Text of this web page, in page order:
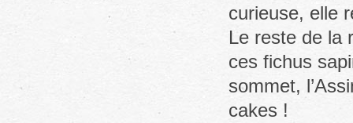
curieuse, elle
Le reste de la
ces fichus
sommet,
cakes !